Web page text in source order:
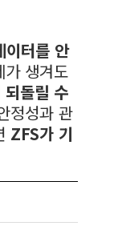
이터를 안
가 생겨도
되돌릴 수
정성과 관
ZFS가 기